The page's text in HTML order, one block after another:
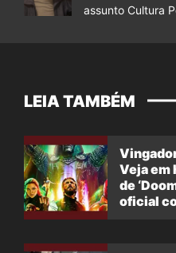
assunto Cultura
LEIA TAMBÉM
Veja em
de
oficial